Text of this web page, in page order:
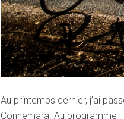
Au printemps dernier, j’ai
Connemara. Au programme